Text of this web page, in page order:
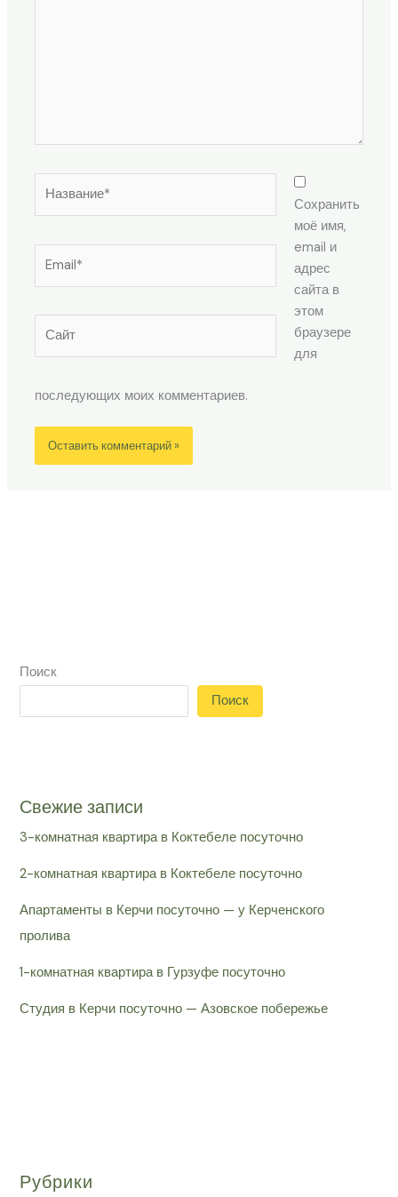
Сохранить
моё имя,
email и
адрес
сайта в
этом
браузере
для
последующих моих комментариев.
Поиск
Поиск
Свежие записи
3-комнатная квартира в Коктебеле посуточно
2-комнатная квартира в Коктебеле посуточно
Апартаменты в Керчи посуточно — у Керченского
пролива
1-комнатная квартира в Гурзуфе посуточно
Студия в Керчи посуточно — Азовское побережье
Рубрики